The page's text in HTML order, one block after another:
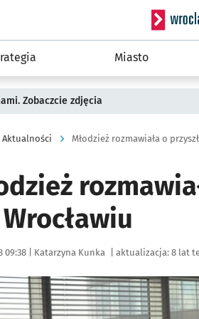
Serwis
Miasto
Zobaczcie zdjęcia
Aktualności Młodzież rozmawiała o
09:38 | Autor:
Katarzyna Kunka aktualizacja: 8 lat
powiększyć